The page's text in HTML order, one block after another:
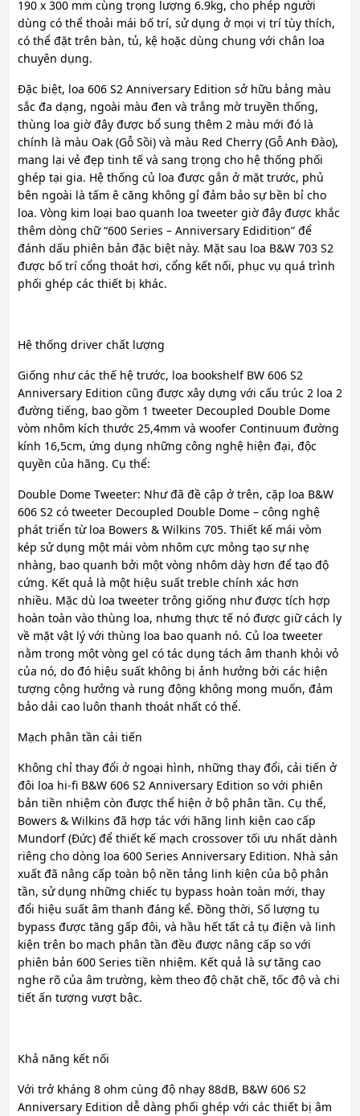
190 x 300 mm cùng trọng lượng 6.9kg, cho phép người
dùng có thể thoải mái bố trí, sử dụng ở mọi vị trí tùy thích,
có thể đặt trên bàn, tủ, kệ hoặc dùng chung với chân loa
chuyên dụng.
Đặc biệt, loa 606 S2 Anniversary Edition sở hữu bảng màu
sắc đa dạng, ngoài màu đen và trắng mờ truyền thống,
thùng loa giờ đây được bổ sung thêm 2 màu mới đó là
chính là màu Oak (Gỗ Sồi) và màu Red Cherry (Gỗ Anh Đào),
mang lại vẻ đẹp tinh tế và sang trọng cho hệ thống phối
ghép tại gia. Hệ thống củ loa được gắn ở mặt trước, phủ
bên ngoài là tấm ê căng không gỉ đảm bảo sự bền bỉ cho
loa. Vòng kim loại bao quanh loa tweeter giờ đây được khắc
thêm dòng chữ “600 Series – Anniversary Edidition” để
đánh dấu phiên bản đặc biệt này. Mặt sau loa B&W 703 S2
được bố trí cổng thoát hơi, cổng kết nối, phục vụ quá trình
phối ghép các thiết bị khác.
Hệ thống driver chất lượng
Giống như các thế hệ trước, loa bookshelf BW 606 S2
Anniversary Edition cũng được xây dựng với cấu trúc 2 loa 2
đường tiếng, bao gồm 1 tweeter Decoupled Double Dome
vòm nhôm kích thước 25,4mm và woofer Continuum đường
kính 16,5cm, ứng dụng những công nghệ hiện đại, độc
quyền của hãng. Cụ thể:
Double Dome Tweeter: Như đã đề cập ở trên, cặp loa B&W
606 S2 có tweeter Decoupled Double Dome – công nghệ
phát triển từ loa Bowers & Wilkins 705. Thiết kế mái vòm
kép sử dụng một mái vòm nhôm cực mỏng tạo sự nhẹ
nhàng, bao quanh bởi một vòng nhôm dày hơn để tạo độ
cứng. Kết quả là một hiệu suất treble chính xác hơn
nhiều. Mặc dù loa tweeter trông giống như được tích hợp
hoàn toàn vào thùng loa, nhưng thực tế nó được giữ cách ly
về mặt vật lý với thùng loa bao quanh nó. Củ loa tweeter
nằm trong một vòng gel có tác dụng tách âm thanh khỏi vỏ
của nó, do đó hiệu suất không bị ảnh hưởng bởi các hiện
tượng cộng hưởng và rung động không mong muốn, đảm
bảo dải cao luôn thanh thoát nhất có thể.
Mạch phân tần cải tiến
Không chỉ thay đổi ở ngoại hình, những thay đổi, cải tiến ở
đôi loa hi-fi B&W 606 S2 Anniversary Edition so với phiên
bản tiền nhiệm còn được thể hiện ở bộ phân tần. Cụ thể,
Bowers & Wilkins đã hợp tác với hãng linh kiện cao cấp
Mundorf (Đức) để thiết kế mạch crossover tối ưu nhất dành
riêng cho dòng loa 600 Series Anniversary Edition. Nhà sản
xuất đã nâng cấp toàn bộ nền tảng linh kiện của bộ phân
tần, sử dụng những chiếc tụ bypass hoàn toàn mới, thay
đổi hiệu suất âm thanh đáng kể. Đồng thời, Số lượng tụ
bypass được tăng gấp đôi, và hầu hết tất cả tụ điện và linh
kiện trên bo mạch phân tần đều được nâng cấp so với
phiên bản 600 Series tiền nhiệm. Kết quả là sự tăng cao
nghe rõ của âm trường, kèm theo độ chặt chẽ, tốc độ và chi
tiết ấn tượng vượt bậc.
Khả năng kết nối
Với trở kháng 8 ohm cùng độ nhạy 88dB, B&W 606 S2
Anniversary Edition dễ dàng phối ghép với các thiết bị âm